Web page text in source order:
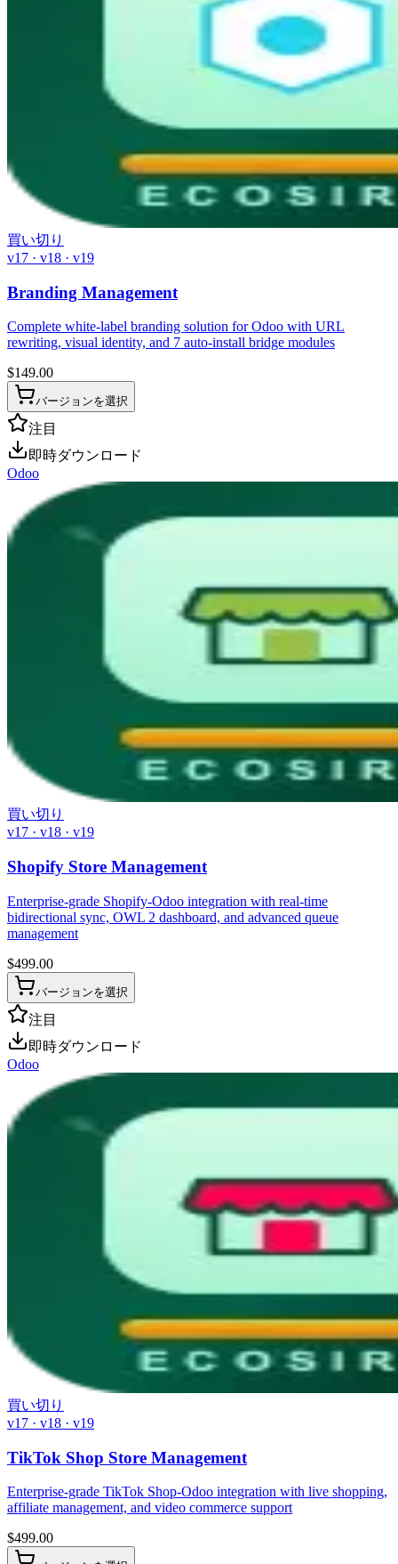
買い切り
v17 · v18 · v19
Branding Management
Complete white-label branding solution for Odoo with URL
rewriting, visual identity, and 7 auto-install bridge modules
$149.00
バージョンを選択
注目
即時ダウンロード
Odoo
買い切り
v17 · v18 · v19
Shopify Store Management
Enterprise-grade Shopify-Odoo integration with real-time
bidirectional sync, OWL 2 dashboard, and advanced queue
management
$499.00
バージョンを選択
注目
即時ダウンロード
Odoo
買い切り
v17 · v18 · v19
TikTok Shop Store Management
Enterprise-grade TikTok Shop-Odoo integration with live shopping,
affiliate management, and video commerce support
$499.00